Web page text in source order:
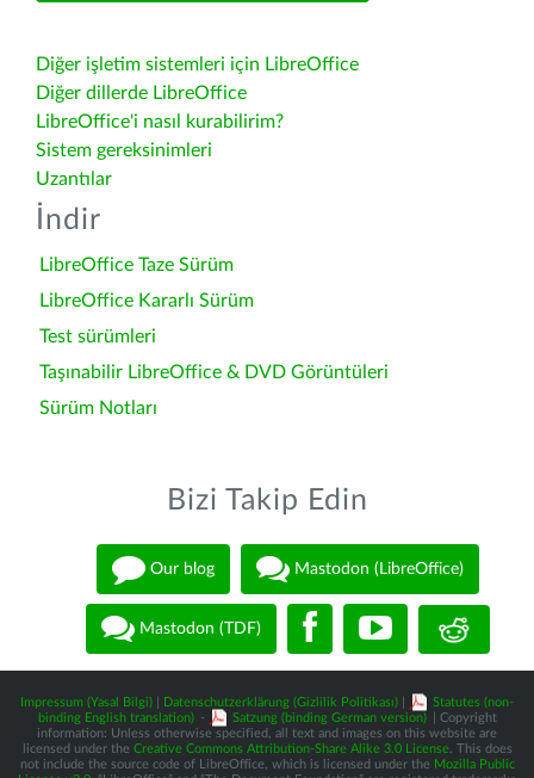
Diğer işletim sistemleri için LibreOffice
Diğer dillerde LibreOffice
LibreOffice'i nasıl kurabilirim?
Sistem gereksinimleri
Uzantılar
İndir
LibreOffice Taze Sürüm
LibreOffice Kararlı Sürüm
Test sürümleri
Taşınabilir LibreOffice & DVD Görüntüleri
Sürüm Notları
Bizi Takip Edin
Our blog Mastodon (LibreOffice)
Mastodon (TDF)
Impressum (Yasal Bilgi) Datenschutzerklärung (Gizlilik Politikası)
Statutes (non-
binding English translation) - Satzung (binding German version)
| Copyright
information: Unless otherwise specified, all text and images on this website are
licensed under the Creative Commons Attribution-Share Alike 3.0 License. This does
not include the source code of LibreOffice, which is licensed under the Mozilla Public